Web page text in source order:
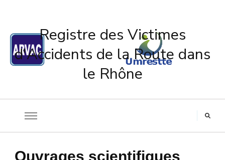
Registre des Victimes
d'Accidents de la Route dans
le Rhône
Ouvrages scientifiques